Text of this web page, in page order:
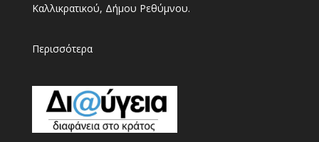
Καλλικρατικού, Δήμου Ρεθύμνου.
Περισσότερα